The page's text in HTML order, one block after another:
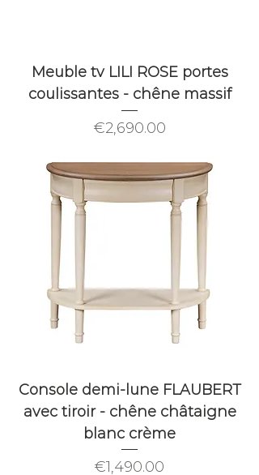
Meuble tv LILI ROSE portes
coulissantes - chêne massif
Price
€2,690.00
Console demi-lune FLAUBERT
avec tiroir - chêne châtaigne
blanc crème
Price
€1,490.00